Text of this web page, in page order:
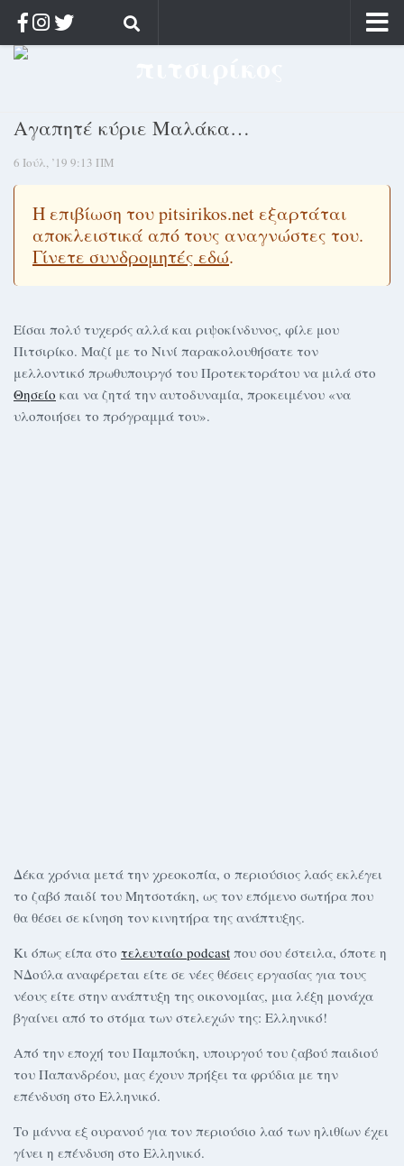
Αρχική
Αρχείο
Κοσμαγάπητα
Στοχασμοί & αποφθέγματα
Διαφήμιση
Log in
Αγαπητέ κύριε Mαλάκα…
6 Ιούλ, ’19 9:13 ΠΜ
Η επιβίωση του pitsirikos.net εξαρτάται
αποκλειστικά από τους αναγνώστες του.
Γίνετε συνδρομητές εδώ.
Είσαι πολύ τυχερός αλλά και ριψοκίνδυνος, φίλε μου
Πιτσιρίκο. Μαζί με το Νινί παρακολουθήσατε τον
μελλοντικό πρωθυπουργό του Προτεκτοράτου να μιλά στο
Θησείο και να ζητά την αυτοδυναμία, προκειμένου «να
υλοποιήσει το πρόγραμμά του».
Δέκα χρόνια μετά την χρεοκοπία, ο περιούσιος λαός εκλέγει
το ζαβό παιδί του Μητσοτάκη, ως τον επόμενο σωτήρα που
θα θέσει σε κίνηση τον κινητήρα της ανάπτυξης.
Κι όπως είπα στο τελευταίο podcast που σου έστειλα, όποτε η
ΝΔούλα αναφέρεται είτε σε νέες θέσεις εργασίας για τους
νέους είτε στην ανάπτυξη της οικονομίας, μια λέξη μονάχα
βγαίνει από το στόμα των στελεχών της: Ελληνικό!
Από την εποχή του Παμπούκη, υπουργού του ζαβού παιδιού
του Παπανδρέου, μας έχουν πρήξει τα φρύδια με την
επένδυση στο Ελληνικό.
Το μάννα εξ ουρανού για τον περιούσιο λαό των ηλιθίων έχει
γίνει η επένδυση στο Ελληνικό.